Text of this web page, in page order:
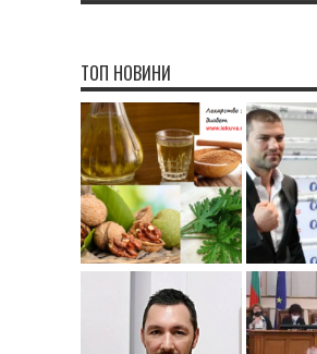
ТОП НОВИНИ